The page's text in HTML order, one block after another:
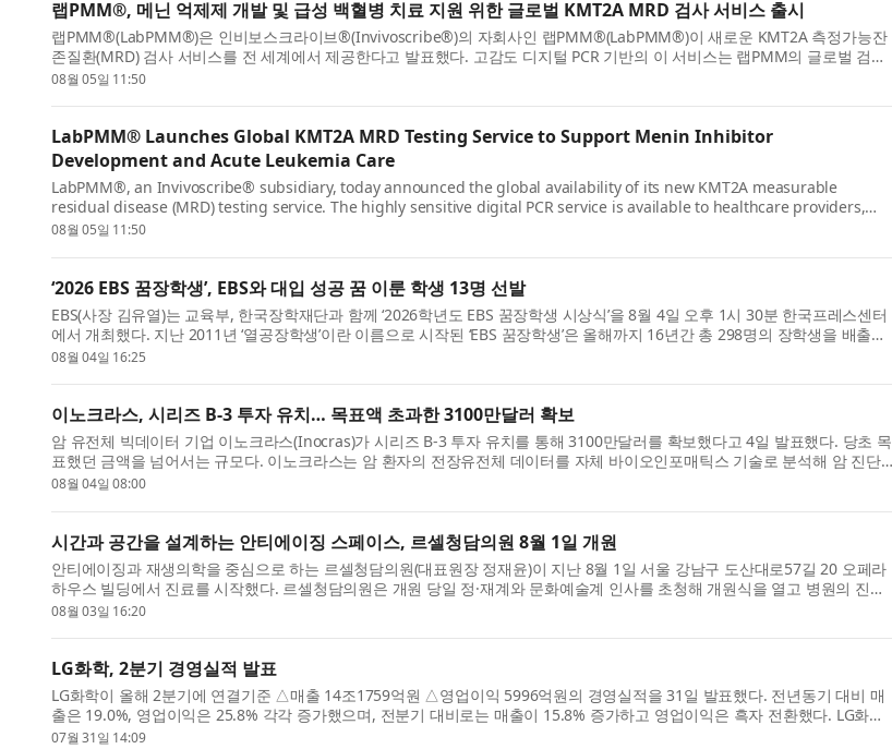
랩PMM®, 메닌 억제제 개발 및 급성 백혈병 치료 지원 위한 글로벌 KMT2A MRD 검사 서비스 출시
랩PMM®(LabPMM®)은 인비보스크라이브®(Invivoscribe®)의 자회사인 랩PMM®(LabPMM®)이 새로운 KMT2A 측정가능잔
존질환(MRD) 검사 서비스를 전 세계에서 제공한다고 발표했다. 고감도 디지털 PCR 기반의 이 서비스는 랩PMM의 글로벌 검사
실 네트워크를 통해 의료진, 임...
08월 05일 11:50
LabPMM® Launches Global KMT2A MRD Testing Service to Support Menin Inhibitor
Development and Acute Leukemia Care
LabPMM®, an Invivoscribe® subsidiary, today announced the global availability of its new KMT2A measurable
residual disease (MRD) testing service. The highly sensitive digital PCR service is available to healthcare providers,
clinical researchers, ...
08월 05일 11:50
‘2026 EBS 꿈장학생’, EBS와 대입 성공 꿈 이룬 학생 13명 선발
EBS(사장 김유열)는 교육부, 한국장학재단과 함께 ‘2026학년도 EBS 꿈장학생 시상식’을 8월 4일 오후 1시 30분 한국프레스센터
에서 개최했다. 지난 2011년 ‘열공장학생’이란 이름으로 시작된 ‘EBS 꿈장학생’은 올해까지 16년간 총 298명의 장학생을 배출했
다. 선발 ...
08월 04일 16:25
이노크라스, 시리즈 B-3 투자 유치… 목표액 초과한 3100만달러 확보
암 유전체 빅데이터 기업 이노크라스(Inocras)가 시리즈 B-3 투자 유치를 통해 3100만달러를 확보했다고 4일 발표했다. 당초 목
표했던 금액을 넘어서는 규모다. 이노크라스는 암 환자의 전장유전체 데이터를 자체 바이오인포매틱스 기술로 분석해 암 진단
과 치료 결...
08월 04일 08:00
시간과 공간을 설계하는 안티에이징 스페이스, 르셀청담의원 8월 1일 개원
안티에이징과 재생의학을 중심으로 하는 르셀청담의원(대표원장 정재윤)이 지난 8월 1일 서울 강남구 도산대로57길 20 오페라
하우스 빌딩에서 진료를 시작했다. 르셀청담의원은 개원 당일 정·재계와 문화예술계 인사를 초청해 개원식을 열고 병원의 진료
철학과 운영...
08월 03일 16:20
LG화학, 2분기 경영실적 발표
LG화학이 올해 2분기에 연결기준 △매출 14조1759억원 △영업이익 5996억원의 경영실적을 31일 발표했다. 전년동기 대비 매
출은 19.0%, 영업이익은 25.8% 각각 증가했으며, 전분기 대비로는 매출이 15.8% 증가하고 영업이익은 흑자 전환했다. LG화학
CFO 차동석 사장은...
07월 31일 14:09